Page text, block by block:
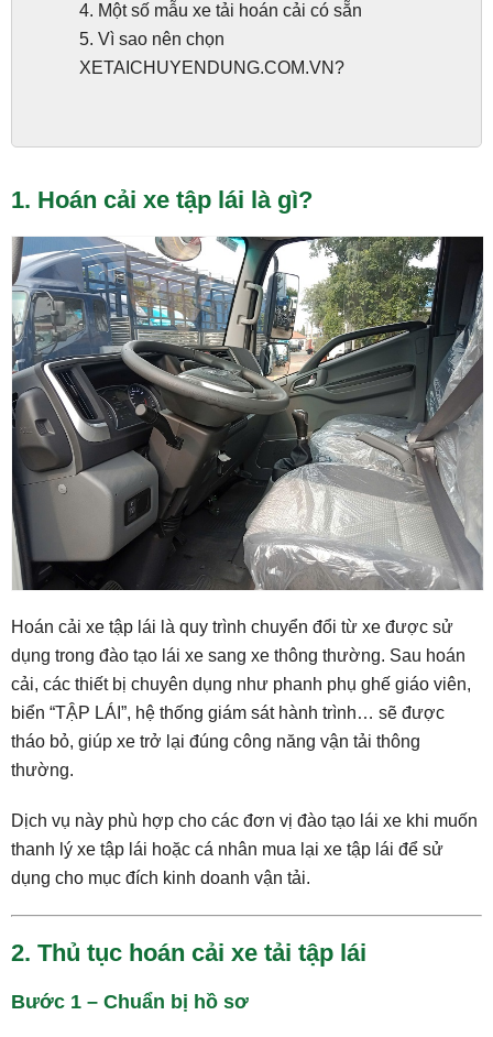
4. Một số mẫu xe tải hoán cải có sẵn
5. Vì sao nên chọn
XETAICHUYENDUNG.COM.VN?
1. Hoán cải xe tập lái là gì?
Hoán cải xe tập lái là quy trình chuyển đổi từ xe được sử
dụng trong đào tạo lái xe sang xe thông thường. Sau hoán
cải, các thiết bị chuyên dụng như phanh phụ ghế giáo viên,
biển “TẬP LÁI”, hệ thống giám sát hành trình… sẽ được
tháo bỏ, giúp xe trở lại đúng công năng vận tải thông
thường.
Dịch vụ này phù hợp cho các đơn vị đào tạo lái xe khi muốn
thanh lý xe tập lái hoặc cá nhân mua lại xe tập lái để sử
dụng cho mục đích kinh doanh vận tải.
2. Thủ tục hoán cải xe tải tập lái
Bước 1 – Chuẩn bị hồ sơ